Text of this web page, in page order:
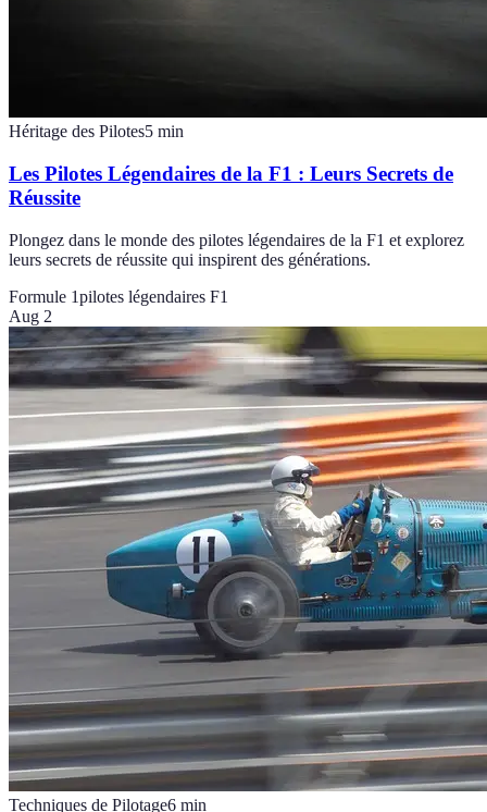
Héritage des Pilotes5 min
Les Pilotes Légendaires de la F1 : Leurs Secrets de
Réussite
Plongez dans le monde des pilotes légendaires de la F1 et explorez
leurs secrets de réussite qui inspirent des générations.
Formule 1pilotes légendaires F1
Aug 2
Techniques de Pilotage6 min